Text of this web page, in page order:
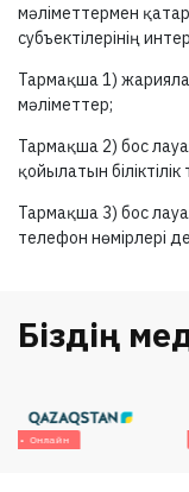
мәліметтермен
субъектілерінің
Тармақша 1)
мәліметтер;
Тармақша 2) бос
қойылатын
Тармақша 3) бос
телефон нөмірлері
Біздің
Онлайн